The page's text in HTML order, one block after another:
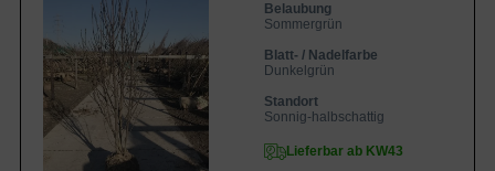
Belaubung
Sommergrün
Blatt- / Nadelfarbe
Dunkelgrün
Standort
Sonnig-halbschattig
Lieferbar ab KW43